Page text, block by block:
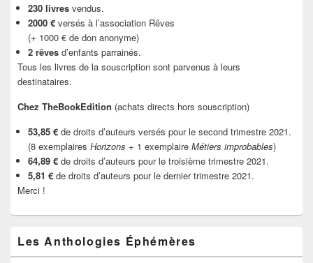
230 livres vendus.
2000 € versés à l’association Rêves
(+ 1000 € de don anonyme)
2 rêves d’enfants parrainés.
Tous les livres de la souscription sont parvenus à leurs
destinataires.
Chez TheBookEdition (achats directs hors souscription)
53,85 € de droits d’auteurs versés pour le second trimestre 2021.
(8 exemplaires Horizons + 1 exemplaire Métiers improbables)
64,89 € de droits d’auteurs pour le troisième trimestre 2021.
5,81 € de droits d’auteurs pour le dernier trimestre 2021.
Merci !
Les Anthologies Éphémères